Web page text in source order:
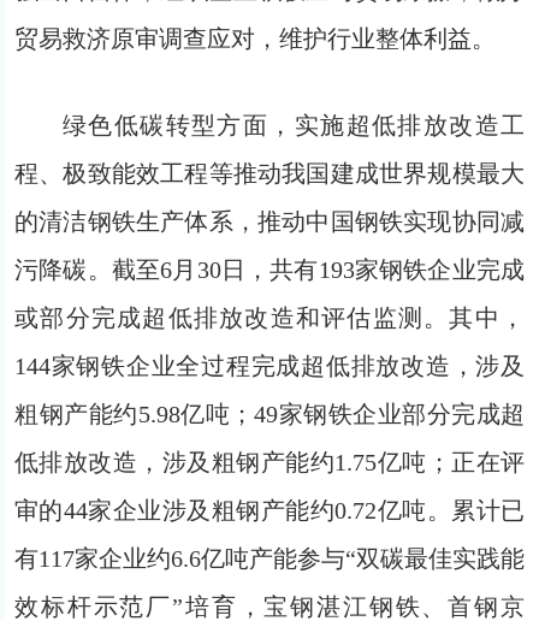
贸易救济原审调查应对，维护行业整体利益。
绿色低碳转型方面，实施超低排放改造工
程、极致能效工程等推动我国建成世界规模最大
的清洁钢铁生产体系，推动中国钢铁实现协同减
污降碳。截至6月30日，共有193家钢铁企业完成
或部分完成超低排放改造和评估监测。其中，
144家钢铁企业全过程完成超低排放改造，涉及
粗钢产能约5.98亿吨；49家钢铁企业部分完成超
低排放改造，涉及粗钢产能约1.75亿吨；正在评
审的44家企业涉及粗钢产能约0.72亿吨。累计已
有117家企业约6.6亿吨产能参与“双碳最佳实践能
效标杆示范厂”培育，宝钢湛江钢铁、首钢京